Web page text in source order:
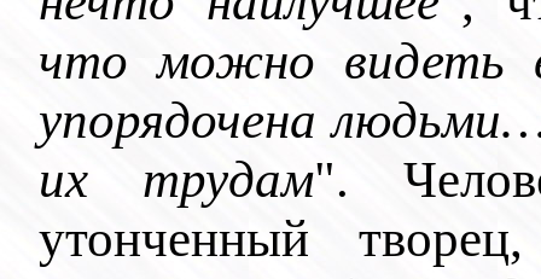
что можно видеть
упорядочена
их трудам".
утонченный